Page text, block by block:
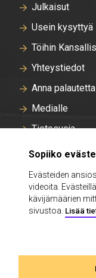
Julkaisut
Usein kysyttyä
Töihin
Yhteystiedot
Anna palautetta
Medialle
Tietosuoja
Tallentavan
Intra
Sopiiko
Evästeiden
videoita.
kävijämäärien
sivustoa. Lisää